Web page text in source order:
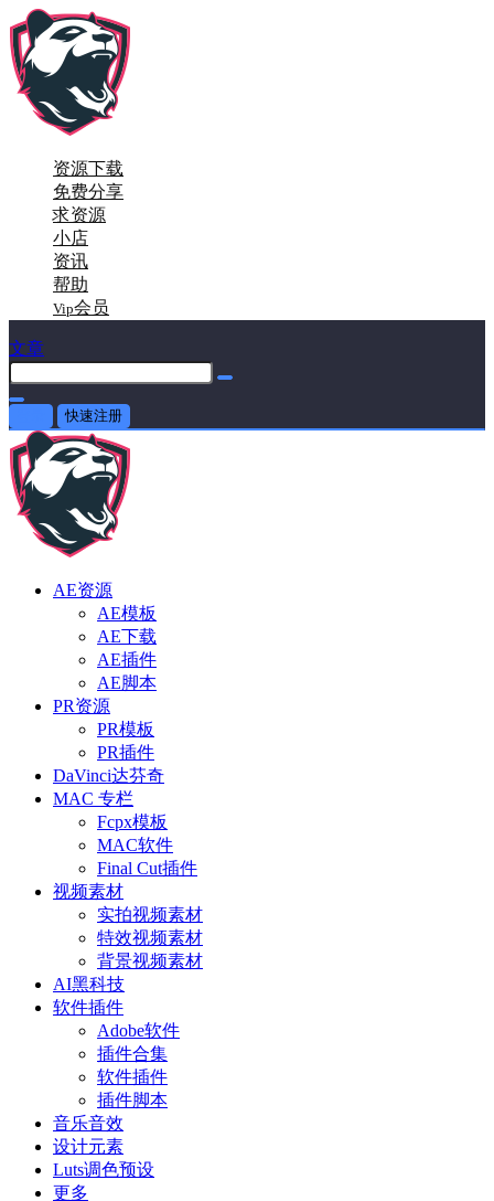
资源下载
免费分享
求资源
小店
资讯
帮助
Vip会员
文章
快速注册
AE资源
AE模板
AE下载
AE插件
AE脚本
PR资源
PR模板
PR插件
DaVinci达芬奇
MAC 专栏
Fcpx模板
MAC软件
Final Cut插件
视频素材
实拍视频素材
特效视频素材
背景视频素材
AI黑科技
软件插件
Adobe软件
插件合集
软件插件
插件脚本
音乐音效
设计元素
Luts调色预设
更多